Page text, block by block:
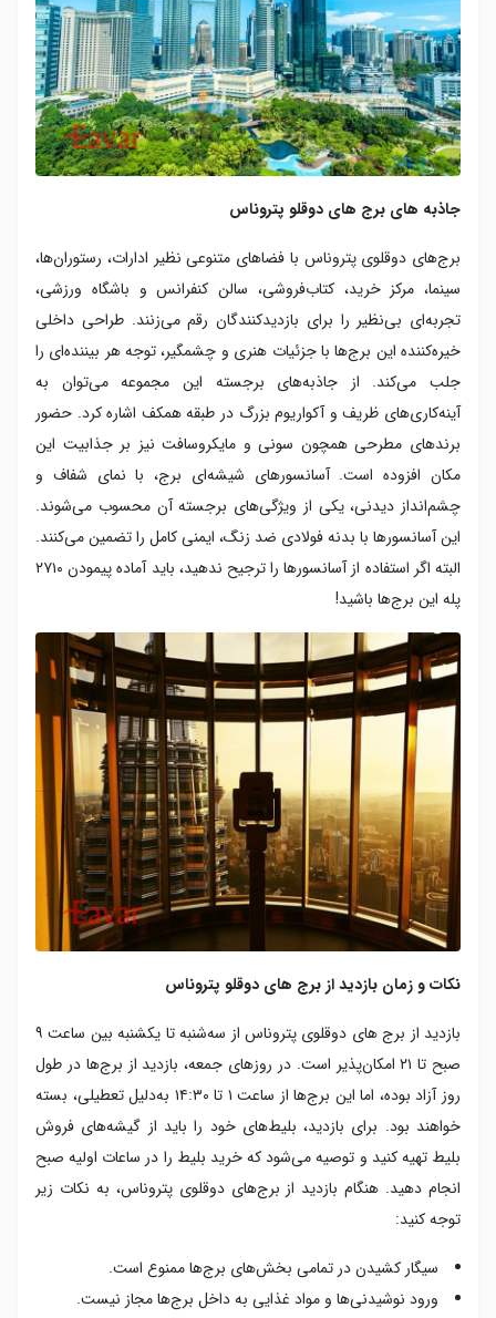
جاذبه های برج های دوقلو پتروناس
برج‌های دوقلوی پتروناس با فضاهای متنوعی نظیر ادارات، رستوران‌ها،
سینما، مرکز خرید، کتاب‌فروشی، سالن کنفرانس و باشگاه ورزشی،
تجربه‌ای بی‌نظیر را برای بازدیدکنندگان رقم می‌زنند. طراحی داخلی
خیره‌کننده این برج‌ها با جزئیات هنری و چشمگیر، توجه هر بیننده‌ای را
جلب می‌کند. از جاذبه‌های برجسته این مجموعه می‌توان به
آینه‌کاری‌های ظریف و آکواریوم بزرگ در طبقه همکف اشاره کرد. حضور
برندهای مطرحی همچون سونی و مایکروسافت نیز بر جذابیت این
مکان افزوده است. آسانسورهای شیشه‌ای برج، با نمای شفاف و
چشم‌انداز دیدنی، یکی از ویژگی‌های برجسته آن محسوب می‌شوند.
این آسانسورها با بدنه فولادی ضد زنگ، ایمنی کامل را تضمین می‌کنند.
البته اگر استفاده از آسانسورها را ترجیح ندهید، باید آماده پیمودن ۲۷۱۰
پله این برج‌ها باشید!
نکات و زمان بازدید از برج های دوقلو پتروناس
بازدید از برج های دوقلوی پتروناس از سه‌شنبه تا یکشنبه بین ساعت ۹
صبح تا ۲۱ امکان‌پذیر است. در روزهای جمعه، بازدید از برج‌ها در طول
روز آزاد بوده، اما این برج‌ها از ساعت ۱ تا ۱۴:۳۰ به‌دلیل تعطیلی، بسته
خواهند بود. برای بازدید، بلیط‌های خود را باید از گیشه‌های فروش
بلیط تهیه کنید و توصیه می‌شود که خرید بلیط را در ساعات اولیه صبح
انجام دهید. هنگام بازدید از برج‌های دوقلوی پتروناس، به نکات زیر
توجه کنید:
سیگار کشیدن در تمامی بخش‌های برج‌ها ممنوع است.
ورود نوشیدنی‌ها و مواد غذایی به داخل برج‌ها مجاز نیست.